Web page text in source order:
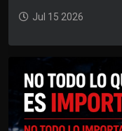
Jul 15 2026